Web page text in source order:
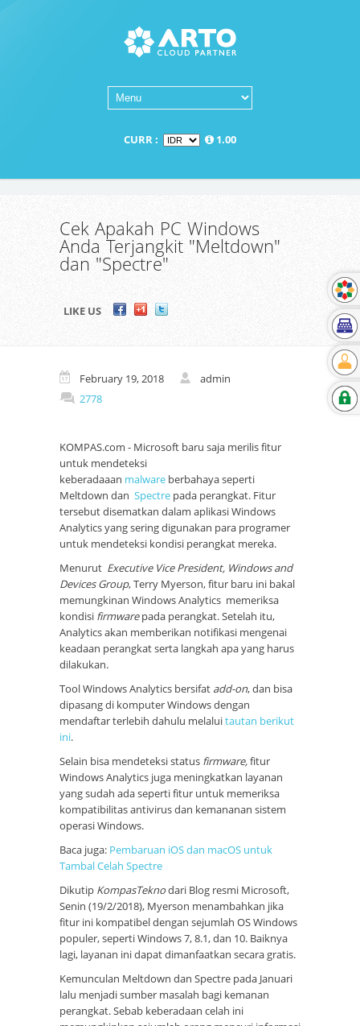
CURR : 1.00
Cek Apakah PC Windows
Anda Terjangkit "Meltdown"
dan "Spectre"
LIKE US
February 19, 2018
admin
2778
KOMPAS.com - Microsoft baru saja merilis fitur
untuk mendeteksi
keberadaaan malware berbahaya seperti
Meltdown dan Spectre pada perangkat. Fitur
tersebut disematkan dalam aplikasi Windows
Analytics yang sering digunakan para programer
untuk mendeteksi kondisi perangkat mereka.
Menurut Executive Vice President, Windows and
Devices Group, Terry Myerson, fitur baru ini bakal
memungkinan Windows Analytics memeriksa
kondisi firmwarepada perangkat. Setelah itu,
Analytics akan memberikan notifikasi mengenai
keadaan perangkat serta langkah apa yang harus
dilakukan.
Tool Windows Analytics bersifat add-on, dan bisa
dipasang di komputer Windows dengan
mendaftar terlebih dahulu melaluitautan berikut
ini.
Selain bisa mendeteksi status firmware,fitur
Windows Analytics juga meningkatkan layanan
yang sudah ada seperti fitur untuk memeriksa
kompatibilitas antivirus dan kemananan sistem
operasi Windows.
Baca juga: Pembaruan iOS dan macOS untuk
Tambal Celah Spectre
Dikutip KompasTeknodari Blog resmi Microsoft,
Senin (19/2/2018), Myerson menambahkan jika
fitur ini kompatibel dengan sejumlah OS Windows
populer, seperti Windows 7, 8.1, dan 10. Baiknya
lagi, layanan ini dapat dimanfaatkan secara gratis.
Kemunculan Meltdown dan Spectre pada Januari
lalu menjadi sumber masalah bagi kemanan
perangkat. Sebab keberadaan celah ini